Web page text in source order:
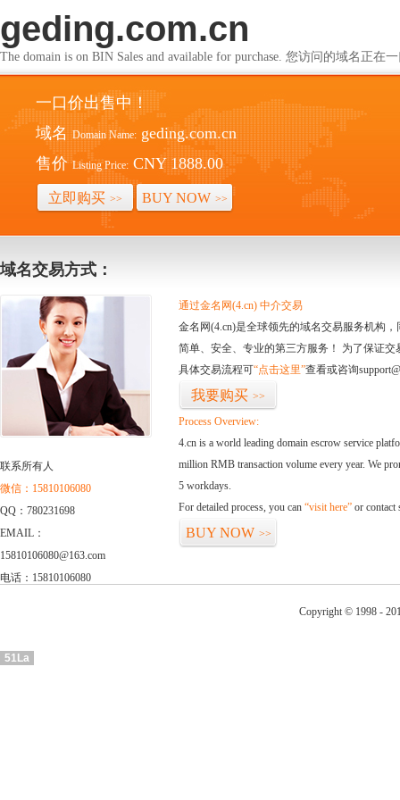
geding.com.cn
The domain is on BIN Sales and available for purchase. 您访问的域名正在
一口价出售中！
域名 Domain Name: geding.com.cn
售价 Listing Price: CNY 1888.00
立即购买 >> BUY NOW >>
域名交易方式：
联系所有人
微信：15810106080
QQ：780231698
EMAIL：
15810106080@163.com
电话：15810106080
通过金名网(4.cn) 中介交易
金名网(4.cn)是全球领先的域名交易服务机构
简单、安全、专业的第三方服务！ 为了保证
具体交易流程可“点击这里”查看或咨询
我要购买 >>
Process Overview:
4.cn is a world leading domain escrow service
million RMB transaction volume every year. We
5 workdays.
For detailed process, you can “visit here” or contact
BUY NOW >>
Copyright © 1998 -
51La